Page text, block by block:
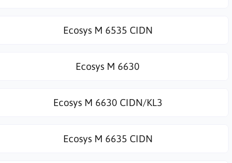
Ecosys M 6535 CIDN
Ecosys M 6630
Ecosys M 6630 CIDN/KL3
Ecosys M 6635 CIDN